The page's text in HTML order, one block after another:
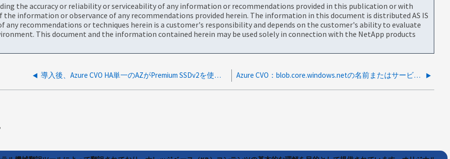
the accuracy or reliability or serviceability of any information or recommendations provided in this publication or with
information or observance of any recommendations provided herein. The information in this document is distributed AS IS
recommendations or techniques herein is a customer's responsibility and depends on the customer's ability to evaluate
This document and the information contained herein may be used solely in connection with the NetApp products
導入後、Azure CVO HA単一のAZがPremium SSDv2を使用しても表示されない Azure CVO：blob.core.windows.netの名前またはサービスが不明なため、アグリゲートを作成できません